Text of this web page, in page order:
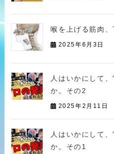
喉を上げる筋肉
2025年6月3日
人はいかにして
か。その2
2025年2月11日
人はいかにして
か。その1